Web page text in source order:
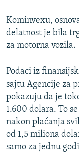
Kominvexu,
delatnost je bila
za motorna vozila.
Podaci iz
sajtu Agencije za
pokazuju da je
1.600 dolara. To
nakon plaćanja
od 1,5 miliona
samo za jednu